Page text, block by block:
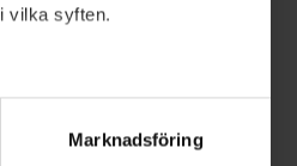
vilka syften.
meter
Marknadsföring